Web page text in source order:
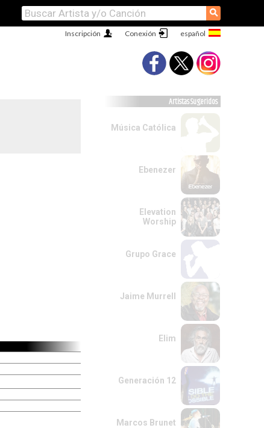
⚲
Conexión
Inscripción
Artistas Sugeridos
Música Católica
Ebenezer
Elevation
Worship
Grupo Grace
Jaime Murrell
Elim
Generación 12
Marcos Brunet